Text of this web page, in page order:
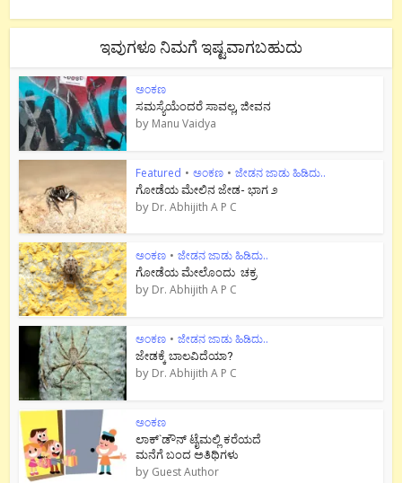
ಇವುಗಳೂ ನಿಮಗೆ ಇಷ್ಟವಾಗಬಹುದು
ಅಂಕಣ
ಸಮಸ್ಯೆಯೆಂದರೆ ಸಾವಲ್ಲ, ಜೀವನ
by Manu Vaidya
Featured • ಅಂಕಣ • ಜೇಡನ ಜಾಡು ಹಿಡಿದು..
ಗೋಡೆಯ ಮೇಲಿನ ಜೇಡ- ಭಾಗ ೨
by Dr. Abhijith A P C
ಅಂಕಣ • ಜೇಡನ ಜಾಡು ಹಿಡಿದು..
ಗೋಡೆಯ ಮೇಲೊಂದು ಚಕ್ರ
by Dr. Abhijith A P C
ಅಂಕಣ • ಜೇಡನ ಜಾಡು ಹಿಡಿದು..
ಜೇಡಕ್ಕೆ ಬಾಲವಿದೆಯಾ?
by Dr. Abhijith A P C
ಅಂಕಣ
ಲಾಕ್`ಡೌನ್ ಟೈಮಲ್ಲಿ ಕರೆಯದೆ
ಮನೆಗೆ ಬಂದ ಅತಿಥಿಗಳು
by Guest Author